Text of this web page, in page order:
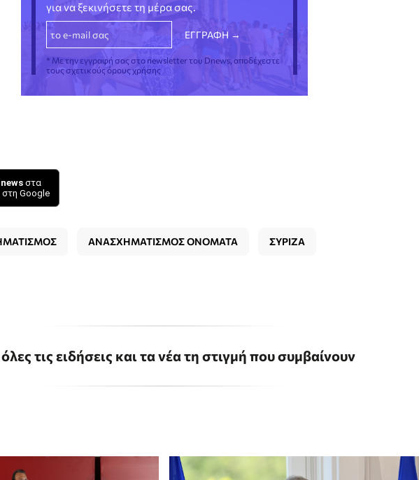
για να ξεκινήσετε τη μέρα σας.
* Με την εγγραφή σας στο newsletter του Dnews, αποδέχεστε
τους σχετικούς όρους χρήσης
στα
Google
ΑΝΑΣΧΗΜΑΤΙΣΜΟΣ ΟΝΟΜΑΤΑ ΣΥΡΙΖΑ
τις ειδήσεις και τα νέα τη στιγμή που συμβαίνουν